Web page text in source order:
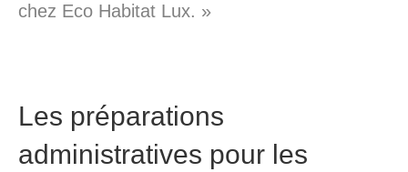
chez Eco Habitat Lux. »
Les préparations
administratives pour les